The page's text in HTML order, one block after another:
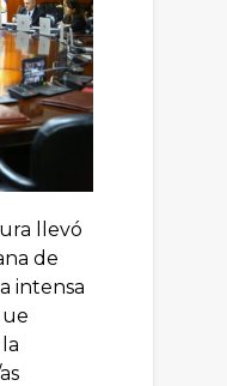
llevó
de
intensa